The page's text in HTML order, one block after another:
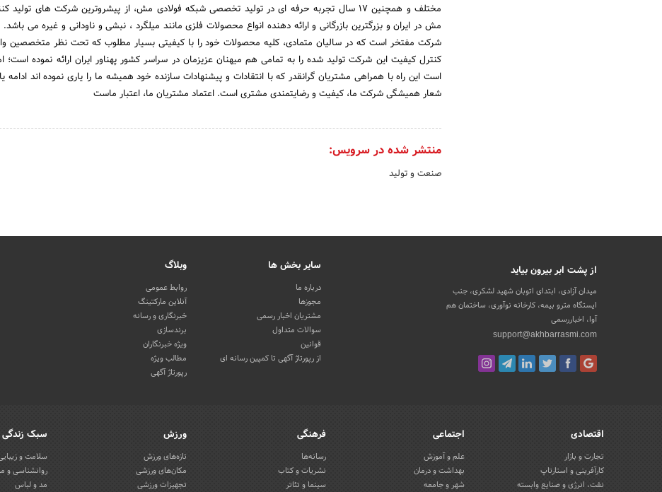
مختلف و همچنین 17 سال تجربه حرفه ای در تولید تخصصی شبکه فولادی مش، از پیشروترین شرکت های تولید
مش در ایران و بزرگترین بازرگانی و ارائه دهنده انواع محصولات فلزی مانند میلگرد ، نبشی و ناودانی و غیره می باشد.
شرکت مفتخر است که در سالیان متمادی، کلیه محصولات خود را با کیفیتی بسیار مطلوب که تحت نظر متخصصین
کنترل کیفیت این شرکت تولید شده را به تمامی هم میهنان عزیزمان در سراسر کشور پهناور ایران ارائه نموده است؛
است این راه با همراهی مشتریان گرانقدر که با انتقادات و پیشنهادات سازنده خود همیشه ما را یاری نموده اند ادامه
شعار همیشگی شرکت ما، کیفیت و رضایتمندی مشتری است. اعتماد مشتریان ما، اعتبار ماست
منتشر شده در سرویس:
صنعت و تولید
از پشت ابر بیرون بیاید
میدان آزادی، ابتدای اتوبان شهید لشکری، جنب
ایستگاه مترو بیمه، کارخانه نوآوری، ساختمان هم
آوا، اخباررسمی
support@akhbarrasmi.com
سایر بخش ها
درباره ما
مجوزها
مشتریان اخبار رسمی
سوالات متداول
قوانین
از رپورتاژ آگهی تا کمپین رسانه ای
وبلاگ
روابط عمومی
آنلاین مارکتینگ
خبرنگاری و رسانه
برندسازی
ویژه خبرنگاران
مطالب ویژه
رپورتاژ آگهی
اقتصادی
تجارت و بازار
کارآفرینی و استارتاپ
نفت، انرژی و صنایع وابسته
اجتماعی
علم و آموزش
بهداشت و درمان
شهر و جامعه
فرهنگی
رسانه‌ها
نشریات و کتاب
سینما و تئاتر
ورزش
تازه‌های ورزش
مکان‌های ورزشی
تجهیزات ورزشی
سبک زندگی
سلامت و
روانشناسی و
مد و لباس